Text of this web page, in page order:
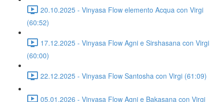
20.10.2025 - Vinyasa Flow elemento Acqua con Virgi
(60:52)
17.12.2025 - Vinyasa Flow Agni e Sirshasana con Virgi
(60:00)
22.12.2025 - Vinyasa Flow Santosha con Virgi (61:09)
05.01.2026 - Vinyasa Flow Agni e Bakasana con Virgi